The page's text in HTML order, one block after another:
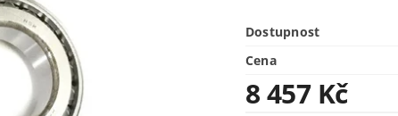
Dostupnost
Cena
8 457 Kč